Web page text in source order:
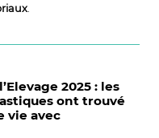
2025 : les
ont trouvé
vie avec